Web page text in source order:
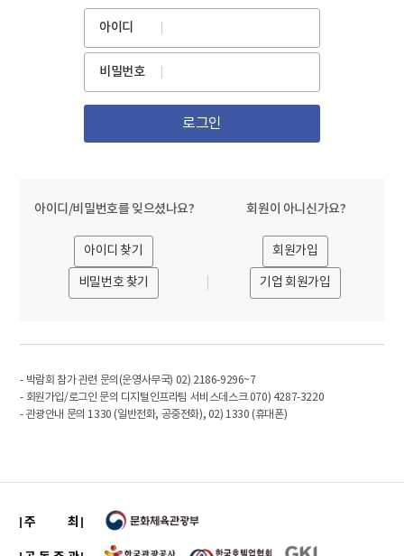
아이디
비밀번호
로그인
아이디/비밀번호를 잊으셨나요?
아이디 찾기
비밀번호 찾기
회원이 아니신가요?
회원가입
기업 회원가입
- 박람회 참가 관련 문의(운영사무국) 02) 2186-9296~7
- 회원가입/로그인 문의 디지털인프라팀 서비스데스크 070) 4287-3220
- 관광안내 문의 1330 (일반전화, 공중전화), 02) 1330 (휴대폰)
주 최